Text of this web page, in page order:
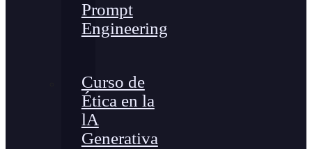
Prompt
Engineering
Curso de
Ética en la
lA
Generativa